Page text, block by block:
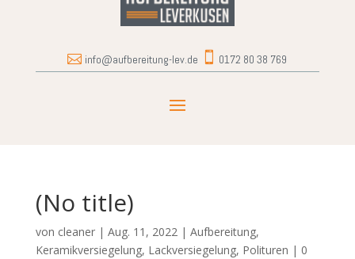
 info@aufbereitung-lev.de  0172 80 38 769
(No title)
von cleaner| Aug. 11, 2022| Aufbereitung,
Keramikversiegelung, Lackversiegelung, Polituren | 0